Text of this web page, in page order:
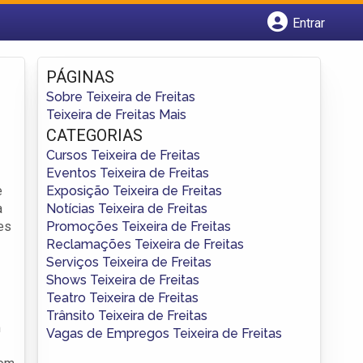
Entrar
Fazer login
Criar conta
PÁGINAS
Sobre Teixeira de Freitas
Teixeira de Freitas Mais
CATEGORIAS
Cursos Teixeira de Freitas
Eventos Teixeira de Freitas
Exposição Teixeira de Freitas
Notícias Teixeira de Freitas
Promoções Teixeira de Freitas
Reclamações Teixeira de Freitas
Serviços Teixeira de Freitas
Shows Teixeira de Freitas
Teatro Teixeira de Freitas
Trânsito Teixeira de Freitas
Vagas de Empregos Teixeira de Freitas